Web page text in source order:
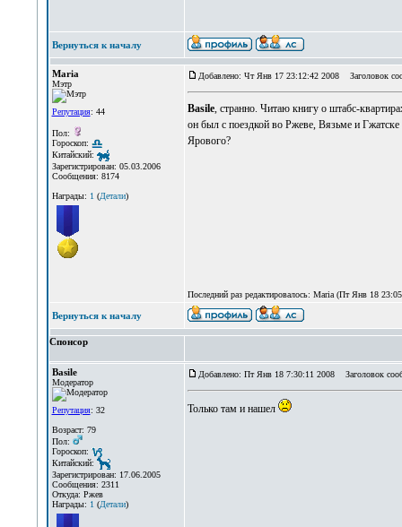
Вернуться к началу
Maria
Мэтр
Репутация: 44
Пол:
Гороскоп:
Китайский:
Зарегистрирован: 05.03.2006
Сообщения: 8174
Награды: 1(Детали)
Добавлено: Чт Янв 17 23:12:42 2008 Заголовок
Basile, странно. Читаю книгу о штабс-
он был с поездкой во Ржеве, Вязьме и
Ярового?
Последний раз редактировалось: Maria (Пт Янв 18
Вернуться к началу
Спонсор
Basile
Модератор
Репутация: 32
Возраст: 79
Пол:
Гороскоп:
Китайский:
Зарегистрирован: 17.06.2005
Сообщения: 2311
Откуда: Ржев
Награды: 1(Детали)
Добавлено: Пт Янв 18 7:30:11 2008 Заголовок
Только там и нашел